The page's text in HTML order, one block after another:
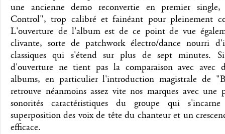
une ancienne demo reconvertie en premier
Control", trop calibré et fainéant pour pleinement
L'ouverture de l'album est de ce point de vue
clivante, sorte de patchwork électro/dance nourri
classiques qui s'étend sur plus de sept minutes.
d'ouverture ne tient pas la comparaison avec avec
albums, en particulier l'introduction magistrale de
retrouve néanmoins assez vite nos marques avec une
sonorités caractéristiques du groupe qui
superposition des voix de tête du chanteur et un
efficace.